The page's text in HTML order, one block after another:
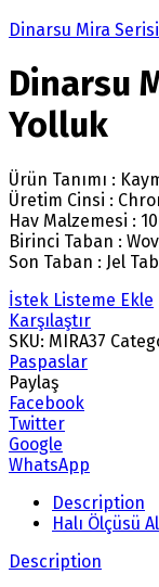
Dinarsu Mira
Dinarsu
Yolluk
Ürün Tanımı :
Üretim Cinsi :
Hav Malzemesi :
Birinci Taban :
Son Taban : Jel
İstek Listeme Ekle
Karşılaştır
SKU: MIRA37
Paspaslar
Paylaş
Facebook
Twitter
Google
WhatsApp
Description
Halı Ölçüsü
Description